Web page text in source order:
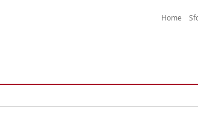
Home